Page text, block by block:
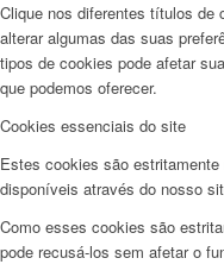
Clique nos diferentes títulos de
alterar algumas das suas
tipos de cookies pode afetar
que podemos oferecer.
Cookies essenciais do site
Estes cookies são
disponíveis através do nosso
Como esses cookies são
pode recusá-los sem afetar o